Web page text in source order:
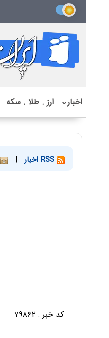
اخبار⌄ ارز . طلا . سکه
|
کد خبر : ۷۹۸۶۲